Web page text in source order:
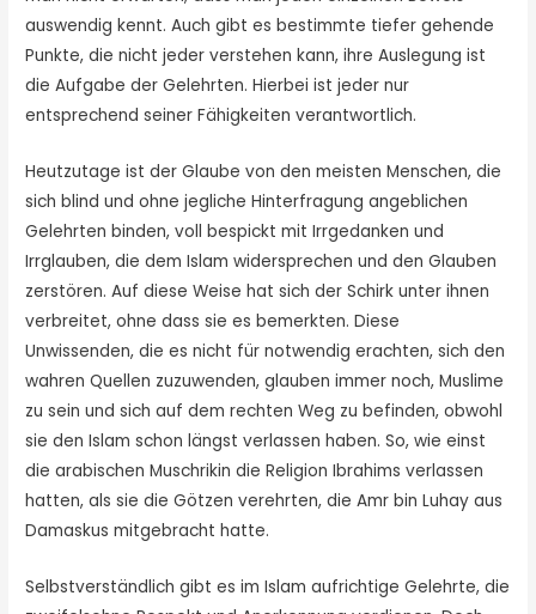
auswendig kennt. Auch gibt es bestimmte tiefer gehende
Punkte, die nicht jeder verstehen kann, ihre Auslegung ist
die Aufgabe der Gelehrten. Hierbei ist jeder nur
entsprechend seiner Fähigkeiten verantwortlich.
Heutzutage ist der Glaube von den meisten Menschen, die
sich blind und ohne jegliche Hinterfragung angeblichen
Gelehrten binden, voll bespickt mit Irrgedanken und
Irrglauben, die dem Islam widersprechen und den Glauben
zerstören. Auf diese Weise hat sich der Schirk unter ihnen
verbreitet, ohne dass sie es bemerkten. Diese
Unwissenden, die es nicht für notwendig erachten, sich den
wahren Quellen zuzuwenden, glauben immer noch, Muslime
zu sein und sich auf dem rechten Weg zu befinden, obwohl
sie den Islam schon längst verlassen haben. So, wie einst
die arabischen Muschrikin die Religion Ibrahims verlassen
hatten, als sie die Götzen verehrten, die Amr bin Luhay aus
Damaskus mitge­bracht hatte.
Selbstverständlich gibt es im Islam aufrichtige Gelehrte, die